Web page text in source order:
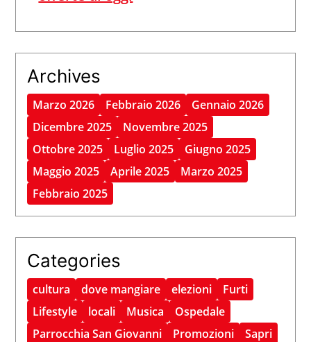
Archives
Marzo 2026 Febbraio 2026
Gennaio 2026
Dicembre 2025
Novembre 2025
Ottobre 2025
Luglio 2025
Giugno 2025
Maggio 2025
Aprile 2025
Marzo 2025
Febbraio 2025
Categories
cultura dove mangiare elezioni
Furti
Lifestyle
locali Musica
Ospedale
Parrocchia San Giovanni
Promozioni
Sapri